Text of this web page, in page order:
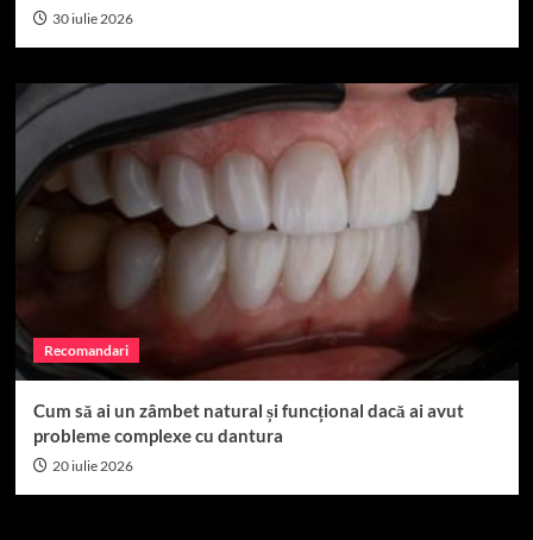
30 iulie 2026
Recomandari
Cum să ai un zâmbet natural și funcțional dacă ai avut
probleme complexe cu dantura
20 iulie 2026